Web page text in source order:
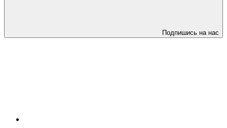
Подпишись на нас